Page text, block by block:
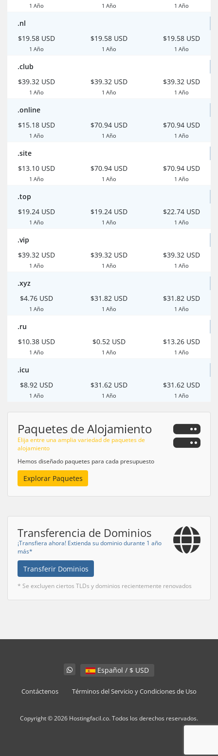
1 Año 1 Año 1 Año
.nl
$19.58 USD
1 Año
$19.58 USD
1 Año
$19.58 USD
1 Año
.club
$39.32 USD
1 Año
$39.32 USD
1 Año
$39.32 USD
1 Año
.online
$15.18 USD
1 Año
$70.94 USD
1 Año
$70.94 USD
1 Año
.site
$13.10 USD
1 Año
$70.94 USD
1 Año
$70.94 USD
1 Año
.top
$19.24 USD
1 Año
$19.24 USD
1 Año
$22.74 USD
1 Año
.vip
$39.32 USD
1 Año
$39.32 USD
1 Año
$39.32 USD
1 Año
.xyz
$4.76 USD
1 Año
$31.82 USD
1 Año
$31.82 USD
1 Año
.ru
$10.38 USD
1 Año
$0.52 USD
1 Año
$13.26 USD
1 Año
.icu
$8.92 USD
1 Año
$31.62 USD
1 Año
$31.62 USD
1 Año
Paquetes de Alojamiento
Elija entre una amplia variedad de paquetes de
alojamiento
Hemos diseñado paquetes para cada presupuesto
Explorar Paquetes
Transferencia de Dominios
¡Transfiera ahora! Extienda su dominio durante 1 año
más*
Transferir Dominios
* Se excluyen ciertos TLDs y dominios recientemente renovados
Español / $ USD
Contáctenos Términos del Servicio y Condiciones de Uso
Copyright © 2026 Hostingfacil.co. Todos los derechos reservados.